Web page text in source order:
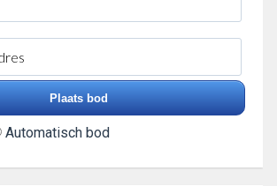
Automatisch bod